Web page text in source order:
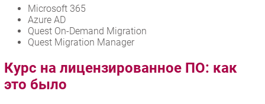
Microsoft 365
Azure AD
Quest On-Demand Migration
Quest Migration Manager
Курс на лицензированное ПО: как
это было